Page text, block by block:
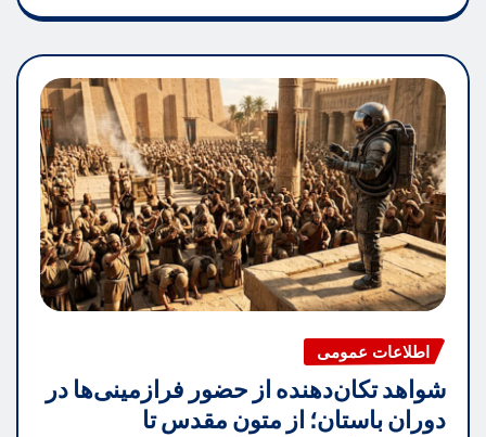
اطلاعات عمومی
شواهد تکان‌دهنده از حضور فرازمینی‌ها در
دوران باستان؛ از متون مقدس تا